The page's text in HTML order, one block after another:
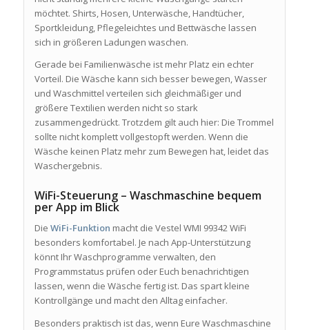
möchtet. Shirts, Hosen, Unterwäsche, Handtücher,
Sportkleidung, Pflegeleichtes und Bettwäsche lassen
sich in größeren Ladungen waschen.
Gerade bei Familienwäsche ist mehr Platz ein echter
Vorteil. Die Wäsche kann sich besser bewegen, Wasser
und Waschmittel verteilen sich gleichmäßiger und
größere Textilien werden nicht so stark
zusammengedrückt. Trotzdem gilt auch hier: Die Trommel
sollte nicht komplett vollgestopft werden. Wenn die
Wäsche keinen Platz mehr zum Bewegen hat, leidet das
Waschergebnis.
WiFi-Steuerung – Waschmaschine bequem
per App im Blick
Die WiFi-Funktion macht die Vestel WMI 99342 WiFi
besonders komfortabel. Je nach App-Unterstützung
könnt Ihr Waschprogramme verwalten, den
Programmstatus prüfen oder Euch benachrichtigen
lassen, wenn die Wäsche fertig ist. Das spart kleine
Kontrollgänge und macht den Alltag einfacher.
Besonders praktisch ist das, wenn Eure Waschmaschine